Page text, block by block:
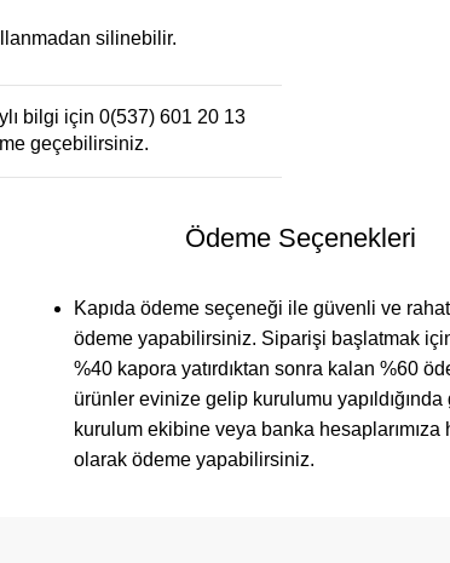
silinebilir.
bilgi için 0(537) 601 20 13
geçebilirsiniz.
Ödeme Seçenekleri
Kapıda ödeme seçeneği ile güvenli ve
ödeme yapabilirsiniz. Siparişi başlatmak
%40 kapora yatırdıktan sonra kalan %60
ürünler evinize gelip kurulumu yapıldığında
kurulum ekibine veya banka hesaplarımıza
olarak ödeme yapabilirsiniz.